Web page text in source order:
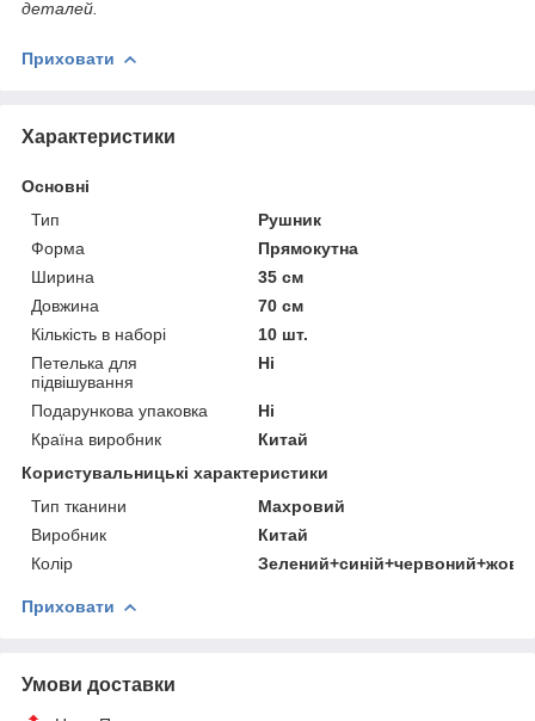
деталей.
Приховати
Характеристики
Основні
Тип
Рушник
Форма
Прямокутна
Ширина
35 см
Довжина
70 см
Кількість в наборі
10 шт.
Петелька для
підвішування
Ні
Подарункова упаковка
Ні
Країна виробник
Китай
Користувальницькі характеристики
Тип тканини
Махровий
Виробник
Китай
Колір
Приховати
Умови доставки